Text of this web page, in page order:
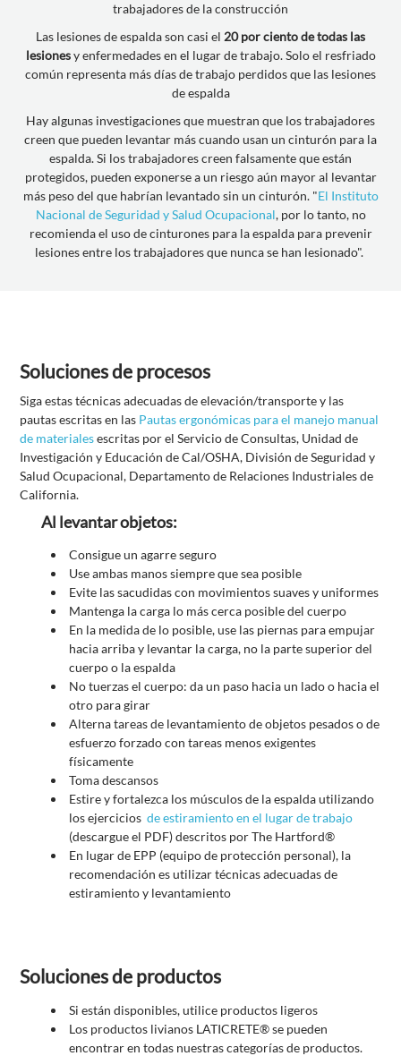
trabajadores de la construcción
Las lesiones de espalda son casi el 20 por ciento de todas las
lesionesy enfermedades en el lugar de trabajo. Solo el resfriado
común representa más días de trabajo perdidos que las lesiones
de espalda
Hay algunas investigaciones que muestran que los trabajadores
creen que pueden levantar más cuando usan un cinturón para la
espalda. Si los trabajadores creen falsamente que están
protegidos, pueden exponerse a un riesgo aún mayor al levantar
más peso del que habrían levantado sin un cinturón. "El Instituto
Nacional de Seguridad y Salud Ocupacional, por lo tanto, no
recomienda el uso de cinturones para la espalda para prevenir
lesiones entre los trabajadores que nunca se han lesionado".
Soluciones de procesos
Siga estas técnicas adecuadas de elevación/transporte y las
pautas escritas en las Pautas ergonómicas para el manejo manual
de materialesescritas por el Servicio de Consultas, Unidad de
Investigación y Educación de Cal/OSHA, División de Seguridad y
Salud Ocupacional, Departamento de Relaciones Industriales de
California.
Al levantar objetos:
Consigue un agarre seguro
Use ambas manos siempre que sea posible
Evite las sacudidas con movimientos suaves y uniformes
Mantenga la carga lo más cerca posible del cuerpo
En la medida de lo posible, use las piernas para empujar
hacia arriba y levantar la carga, no la parte superior del
cuerpo o la espalda
No tuerzas el cuerpo: da un paso hacia un lado o hacia el
otro para girar
Alterna tareas de levantamiento de objetos pesados o de
esfuerzo forzado con tareas menos exigentes
físicamente
Toma descansos
Estire y fortalezca los músculos de la espalda utilizando
los ejerciciosde estiramiento en el lugar de trabajo
(descargue el PDF) descritos por The Hartford®
En lugar de EPP (equipo de protección personal), la
recomendación es utilizar técnicas adecuadas de
estiramiento y levantamiento
Soluciones de productos
Si están disponibles, utilice productos ligeros
Los productos livianos LATICRETE® se pueden
encontrar en todas nuestras categorías de productos.